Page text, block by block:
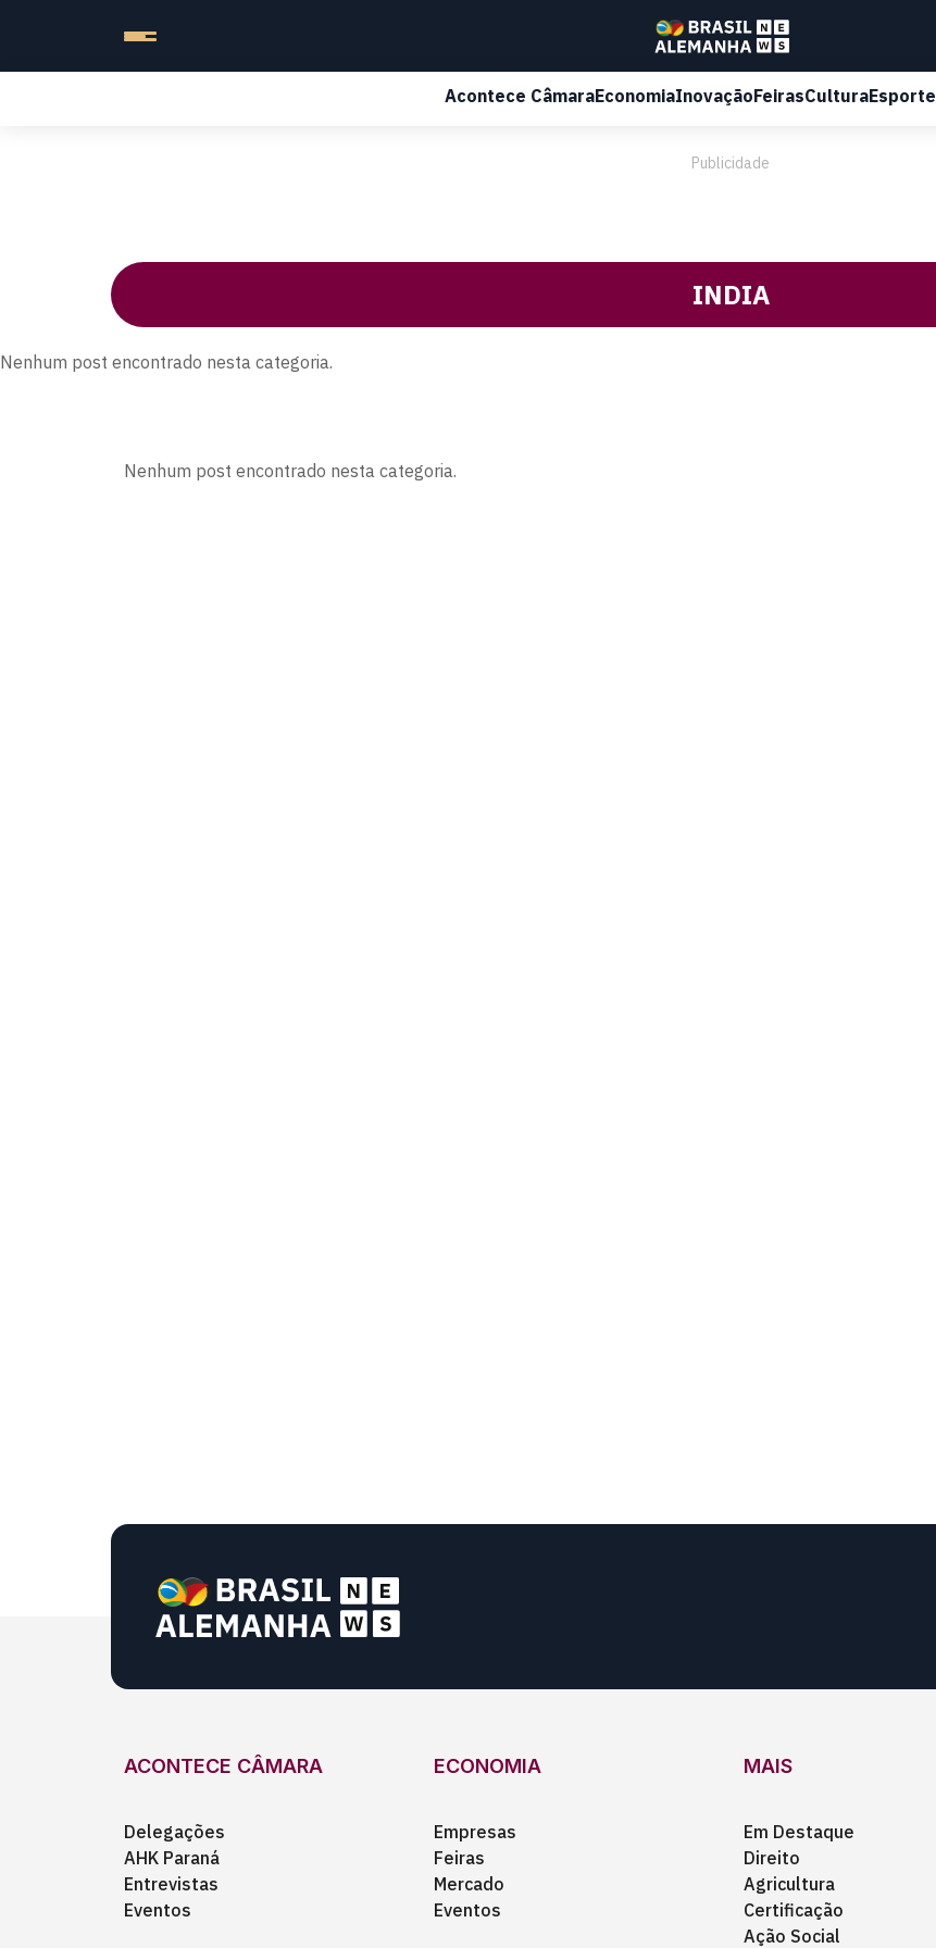
Acontece CâmaraEconomiaInovaçãoFeirasCulturaEsporte
Publicidade
INDIA
Nenhum post encontrado nesta categoria.
Nenhum post encontrado nesta categoria.
ACONTECE CÂMARA
Delegações
AHK Paraná
Entrevistas
Eventos
ECONOMIA
Empresas
Feiras
Mercado
Eventos
MAIS
Em Destaque
Direito
Agricultura
Certificação
Ação Social